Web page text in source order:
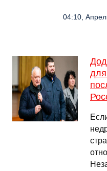
04:10,